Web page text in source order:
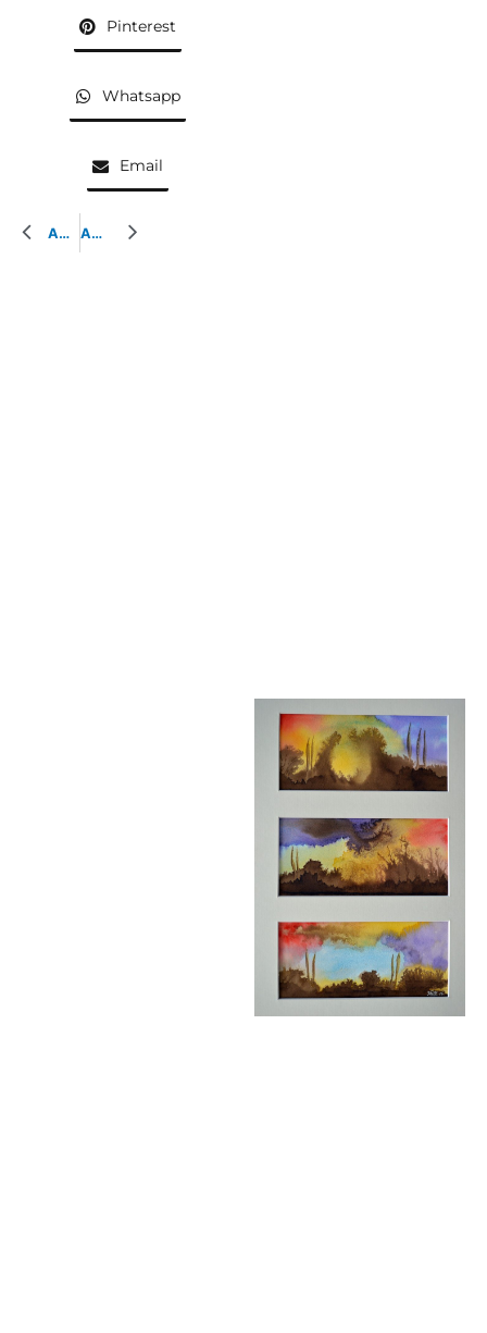
Pinterest
Whatsapp
Email
AQUARELLE PRÉCÉDENTE AQUARELLE SUIVANTE